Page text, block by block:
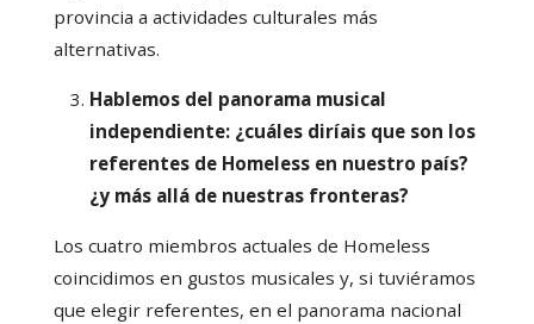
provincia a actividades culturales más
alternativas.
Hablemos del panorama musical
independiente: ¿cuáles diríais que son los
referentes de Homeless en nuestro país?
¿y más allá de nuestras fronteras?
Los cuatro miembros actuales de Homeless
coincidimos en gustos musicales y, si tuviéramos
que elegir referentes, en el panorama nacional